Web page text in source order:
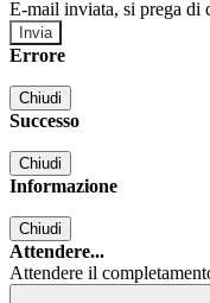
E-mail inviata, si prega di
Errore
Chiudi
Successo
Chiudi
Informazione
Chiudi
Attendere...
Attendere il